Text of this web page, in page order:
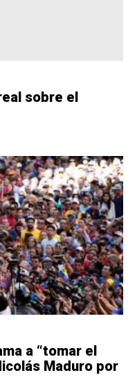
sobre el
a “tomar el
Maduro por